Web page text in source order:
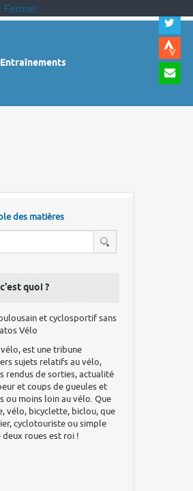
Entraînements
à
des matières
quoi ?
et cyclosportif sans
Vélo
est une tribune
sujets relatifs au vélo,
rendus de sorties, actualité
et coups de gueules et
ou moins loin au vélo. Que
vélo, bicyclette, biclou, que
cyclotouriste ou simple
roues est roi !
Fermer